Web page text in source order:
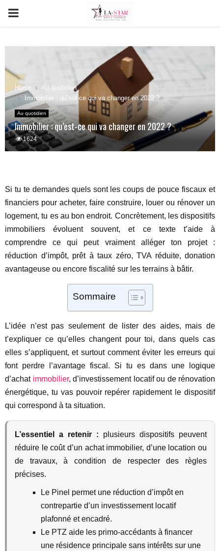
PRIMARY
Home
Au quotidien
Immobilier : qu’est-ce qui va changer en 2022 ?
Au quotidien
Immobilier : qu’est-ce qui va changer en 2022 ?
1624
Si tu te demandes quels sont les coups de pouce fiscaux et
financiers pour acheter, faire construire, louer ou rénover un
logement, tu es au bon endroit. Concrètement, les dispositifs
immobiliers évoluent souvent, et ce texte t’aide à
comprendre ce qui peut vraiment alléger ton projet :
réduction d’impôt, prêt à taux zéro, TVA réduite, donation
avantageuse ou encore fiscalité sur les terrains à bâtir.
Sommaire
L’idée n’est pas seulement de lister des aides, mais de
t’expliquer ce qu’elles changent pour toi, dans quels cas
elles s’appliquent, et surtout comment éviter les erreurs qui
font perdre l’avantage fiscal. Si tu es dans une logique
d’achat immobilier, d’investissement locatif ou de rénovation
énergétique, tu vas pouvoir repérer rapidement le dispositif
qui correspond à ta situation.
L’essentiel a retenir : plusieurs dispositifs peuvent
réduire le coût d’un achat immobilier, d’une location ou
de travaux, à condition de respecter des règles
précises.
Le Pinel permet une réduction d’impôt en
contrepartie d’un investissement locatif
plafonné et encadré.
Le PTZ aide les primo-accédants à financer
une résidence principale sans intérêts sur une